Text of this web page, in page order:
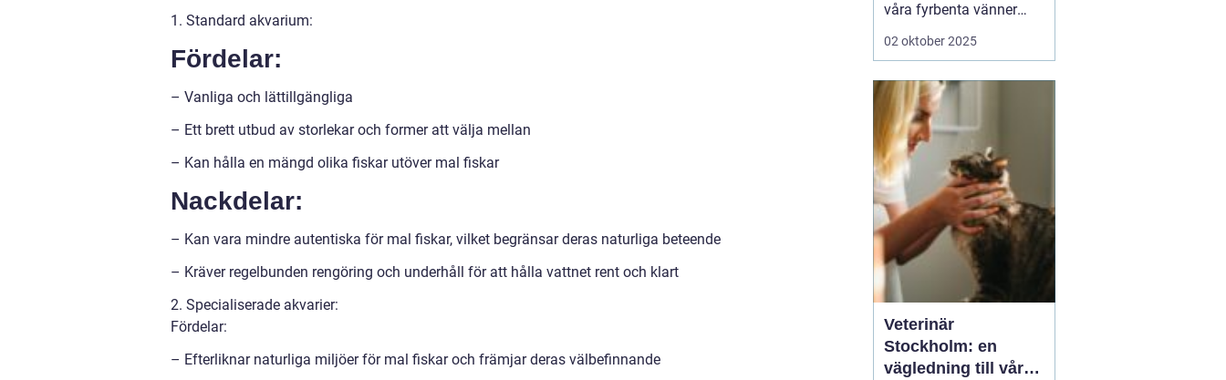
1. Standard akvarium:
Fördelar:
– Vanliga och lättillgängliga
– Ett brett utbud av storlekar och former att välja mellan
– Kan hålla en mängd olika fiskar utöver mal fiskar
Nackdelar:
– Kan vara mindre autentiska för mal fiskar, vilket begränsar deras naturliga beteende
– Kräver regelbunden rengöring och underhåll för att hålla vattnet rent och klart
2. Specialiserade akvarier:
Fördelar:
– Efterliknar naturliga miljöer för mal fiskar och främjar deras välbefinnande
våra fyrbenta vänner
uppleva att livet blir
mänskliga problem;
många hundägare kan
intyga att d...
02 oktober 2025
Veterinär
Stockholm: en
vägledning till vård i